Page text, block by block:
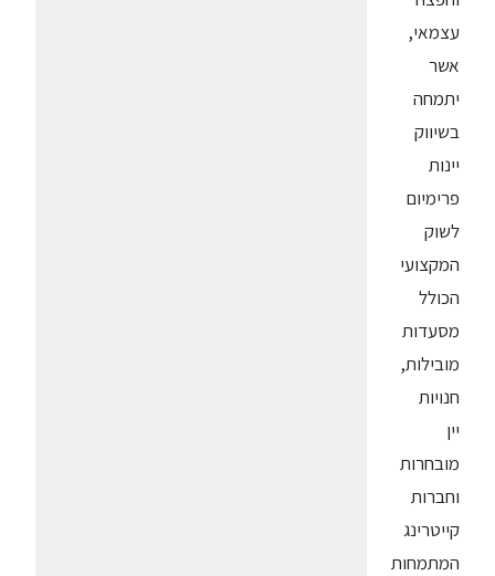
עצמאי,
אשר
יתמחה
בשיווק
יינות
פרימיום
לשוק
המקצועי
הכולל
מסעדות
מובילות,
חנויות
יין
מובחרות
וחברות
קייטרינג
המתמחות